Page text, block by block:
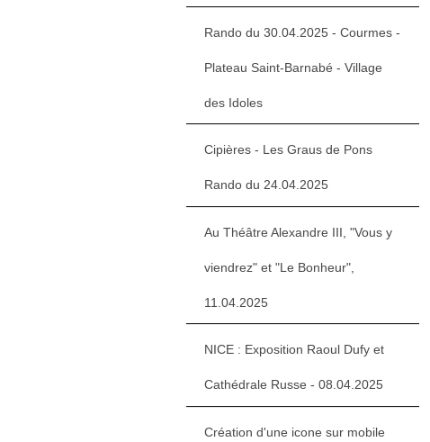
Rando du 30.04.2025 - Courmes -
Plateau Saint-Barnabé - Village
des Idoles
Cipières - Les Graus de Pons
Rando du 24.04.2025
Au Théâtre Alexandre III, "Vous y
viendrez" et "Le Bonheur",
11.04.2025
NICE : Exposition Raoul Dufy et
Cathédrale Russe - 08.04.2025
Création d'une icone sur mobile